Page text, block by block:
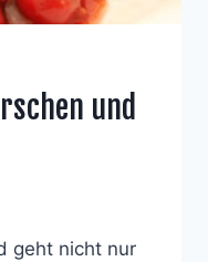
und
geht nicht nur